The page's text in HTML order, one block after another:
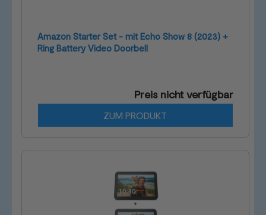
Amazon Starter Set - mit Echo Show 8 (2023) +
Ring Battery Video Doorbell
Preis nicht verfügbar
ZUM PRODUKT